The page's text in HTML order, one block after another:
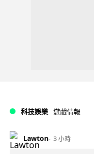
科技娛樂 遊戲情報
Lawton 3 小時